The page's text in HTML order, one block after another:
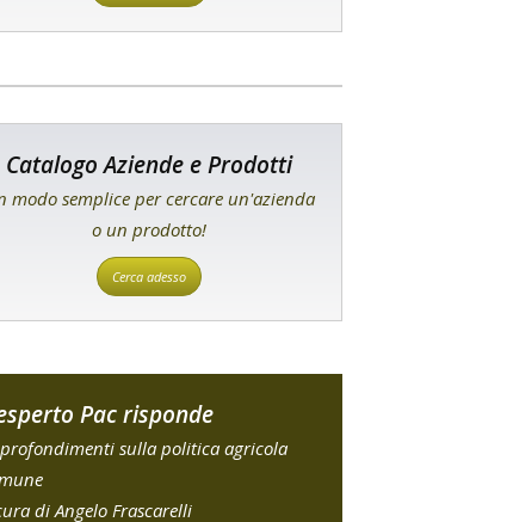
Catalogo Aziende e Prodotti
modo semplice per cercare un'azienda
o un prodotto!
Cerca adesso
Pac risponde
sulla politica agricola
di Angelo Frascarelli